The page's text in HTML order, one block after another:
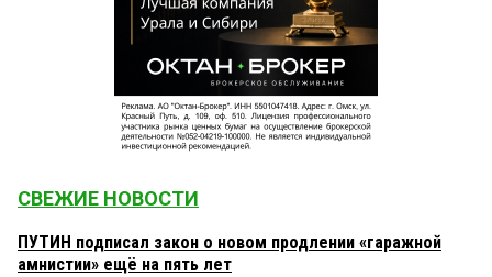
СВЕЖИЕ НОВОСТИ
ПУТИН подписал закон о новом продлении «гаражной
амнистии» ещё на пять лет